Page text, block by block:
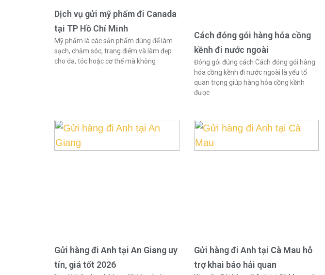
Dịch vụ gửi mỹ phẩm đi Canada
tại TP Hồ Chí Minh
Mỹ phẩm là các sản phẩm dùng để làm
sạch, chăm sóc, trang điểm và làm đẹp
cho da, tóc hoặc cơ thể mà không
Cách đóng gói hàng hóa cồng
kềnh đi nước ngoài
Đóng gói đúng cách Cách đóng gói hàng
hóa cồng kềnh đi nước ngoài là yếu tố
quan trọng giúp hàng hóa cồng kềnh
được
Gửi hàng đi Anh tại An Giang uy
tín, giá tốt 2026
Gửi hàng đi Anh tại Cà Mau hỗ
trợ khai báo hải quan